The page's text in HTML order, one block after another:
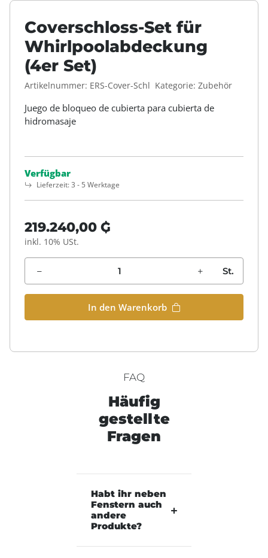
Coverschloss-Set für
Whirlpoolabdeckung
(4er Set)
Artikelnummer: ERS-Cover-Schl Kategorie: Zubehör
Juego de bloqueo de cubierta para cubierta de
hidromasaje
Verfügbar
Lieferzeit:3 - 5 Werktage
219.240,00 ₲
inkl. 10% USt.
St.
In den Warenkorb
FAQ
Häufig
gestellte
Fragen
Habt ihr neben
Fenstern auch
andere
Produkte?